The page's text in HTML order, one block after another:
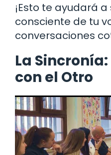
¡Esto te ayudará
consciente de tu
conversaciones
La
con el Otro